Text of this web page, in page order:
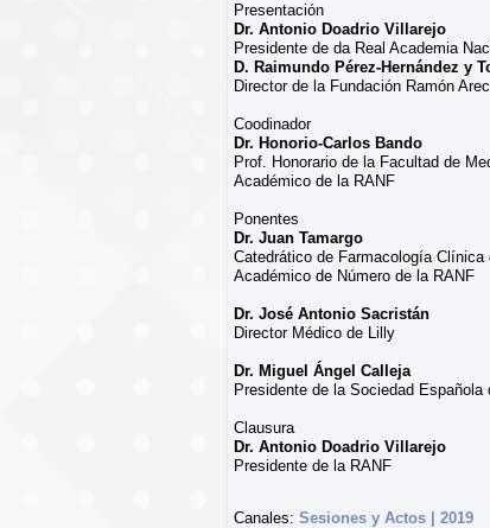
Presentación
Dr. Antonio Doadrio Villarejo
Presidente de da Real Academia
D. Raimundo Pérez-Hernández y
Director de la Fundación Ramón
Coodinador
Dr. Honorio-Carlos Bando
Prof. Honorario de la Facultad de
Académico de la RANF
Ponentes
Dr. Juan Tamargo
Catedrático de Farmacología
Académico de Número de la RANF
Dr. José Antonio Sacristán
Director Médico de Lilly
Dr. Miguel Ángel Calleja
Presidente de la Sociedad
Clausura
Dr. Antonio Doadrio Villarejo
Presidente de la RANF
Canales: Sesiones y Actos | 2019